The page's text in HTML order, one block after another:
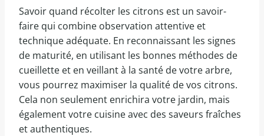
Savoir quand récolter les citrons est un savoir-
faire qui combine observation attentive et
technique adéquate. En reconnaissant les signes
de maturité, en utilisant les bonnes méthodes de
cueillette et en veillant à la santé de votre arbre,
vous pourrez maximiser la qualité de vos citrons.
Cela non seulement enrichira votre jardin, mais
également votre cuisine avec des saveurs fraîches
et authentiques.